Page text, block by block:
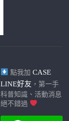
點我加 CASE
LINE好友 ，第一手
科普知識、活動消息
絕不錯過